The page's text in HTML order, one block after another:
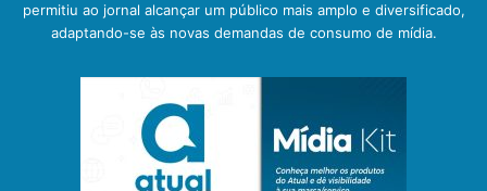
permitiu ao jornal alcançar um público mais amplo e diversificado,
adaptando-se às novas demandas de consumo de mídia.